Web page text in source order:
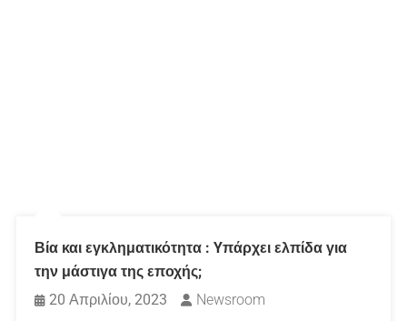
Βία και εγκληματικότητα : Yπάρχει ελπίδα για
την μάστιγα της εποχής;
20 Απριλίου, 2023
Newsroom